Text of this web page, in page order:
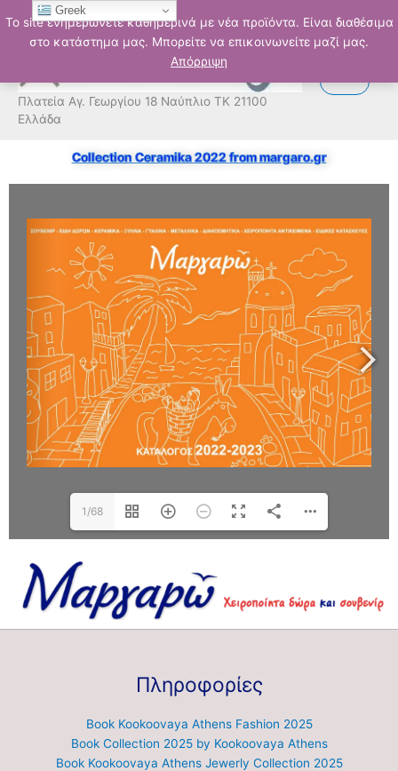
Το site ενημερώνετε καθημερινά με νέα προϊόντα. Είναι διαθέσιμα
στο κατάστημα μας. Μπορείτε να επικοινωνείτε μαζί μας.
Απόρριψη
Μετάβαση
στο
περιεχόμενο
Πλατεία Αγ. Γεωργίου 18 Ναύπλιο ΤΚ 21100
Ελλάδα
Collection Ceramika 2022 from margaro.gr
1/68
Πληροφορίες
Book Kookoovaya Athens Fashion 2025
Book Collection 2025 by Kookoovaya Athens
Book Kookoovaya Athens Jewerly Collection 2025
Greek